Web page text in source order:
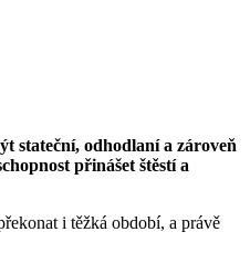
stateční, odhodlaní a zároveň
přinášet štěstí a
i těžká období, a právě